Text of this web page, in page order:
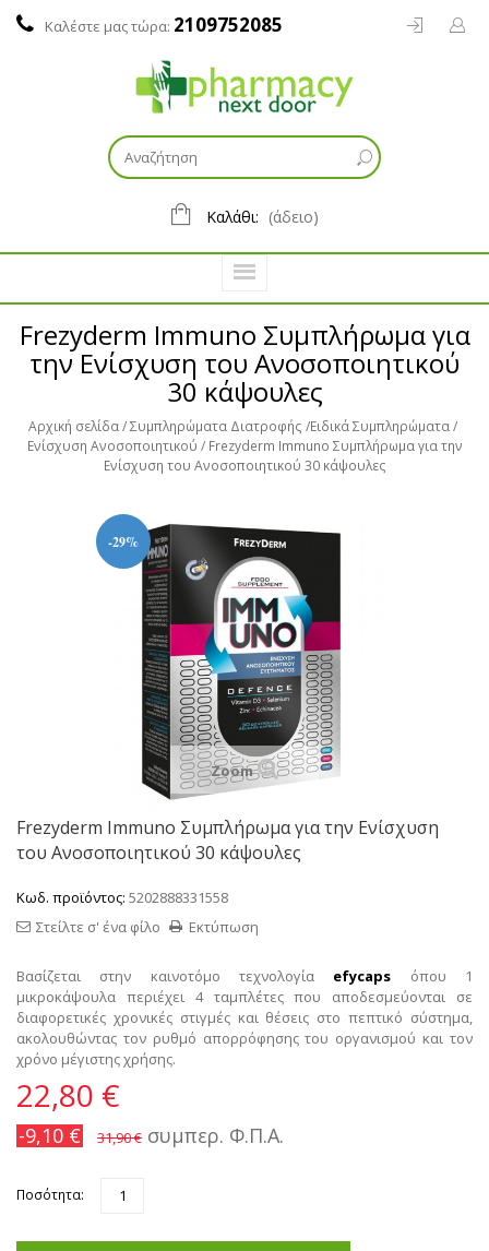
Καλέστε μας τώρα: 2109752085
Καλάθι: (άδειο)
Frezyderm Immuno Συμπλήρωμα για
την Ενίσχυση του Ανοσοποιητικού
30 κάψουλες
Αρχική σελίδα Συμπληρώματα Διατροφής Ειδικά Συμπληρώματα
Ενίσχυση Ανοσοποιητικού
Frezyderm Immuno Συμπλήρωμα για την
Ενίσχυση του Ανοσοποιητικού 30 κάψουλες
-29%
Zoom
Frezyderm Immuno Συμπλήρωμα για την Ενίσχυση
του Ανοσοποιητικού 30 κάψουλες
Κωδ. προϊόντος: 5202888331558
Εκτύπωση
Στείλτε σ' ένα φίλο
Βασίζεται στην καινοτόμο τεχνολογία efycaps όπου 1
μικροκάψουλα περιέχει 4 ταμπλέτες που αποδεσμεύονται σε
διαφορετικές χρονικές στιγμές και θέσεις στο πεπτικό σύστημα,
ακολουθώντας τον ρυθμό απορρόφησης του οργανισμού και τον
χρόνο μέγιστης χρήσης.
22,80 €
-9,10 € 31,90 € συμπερ. Φ.Π.Α.
Ποσότητα: